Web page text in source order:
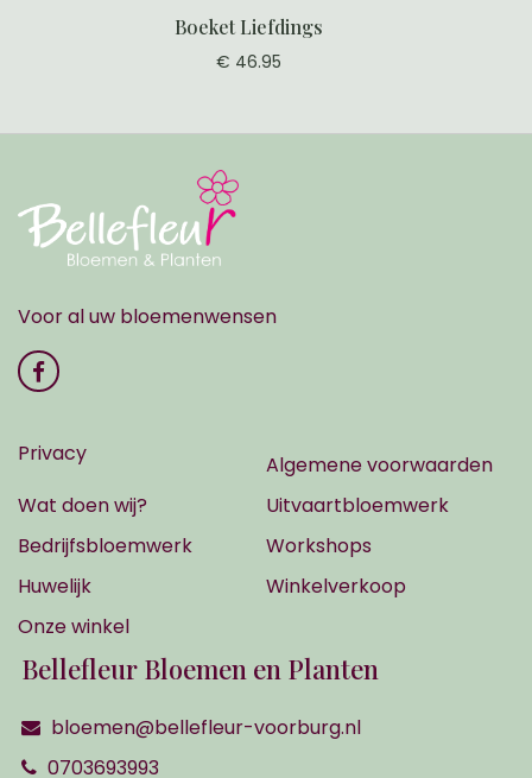
Boeket Liefdings
€ 46.95
Voor al uw bloemenwensen
Privacy
Algemene voorwaarden
Wat doen wij?
Uitvaartbloemwerk
Bedrijfsbloemwerk
Workshops
Huwelijk
Winkelverkoop
Onze winkel
Bellefleur Bloemen en Planten
bloemen@bellefleur-voorburg.nl
0703693993